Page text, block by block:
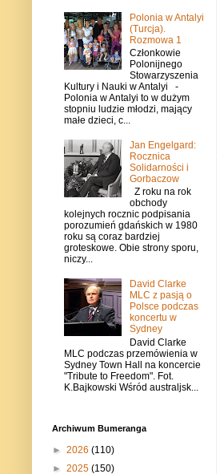
Polonia w Antalyi
(Turcja).
Rozmowa 1
Członkowie
Polonijnego
Stowarzyszenia
Kultury i Nauki w Antalyi -
Polonia w Antalyi to w dużym
stopniu ludzie młodzi, mający
małe dzieci, c...
Jan Engelgard:
Rocznica
Solidarności i
Gorbaczow
Z roku na rok
obchody
kolejnych rocznic podpisania
porozumień gdańskich w 1980
roku są coraz bardziej
groteskowe. Obie strony sporu,
niczy...
David Clarke
MLC z pasją o
Polsce podczas
koncertu w
Sydney
David Clarke
MLC podczas przemówienia w
Sydney Town Hall na koncercie
"Tribute to Freedom". Fot.
K.Bajkowski Wśród australjsk...
Archiwum Bumeranga
► 2026 (110)
► 2025 (150)